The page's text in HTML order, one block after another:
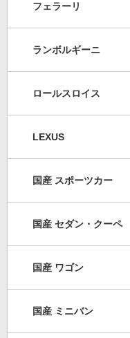
フェラーリ
ランボルギーニ
ロールスロイス
LEXUS
国産 スポーツカー
国産 セダン・クーペ
国産 ワゴン
国産 ミニバン